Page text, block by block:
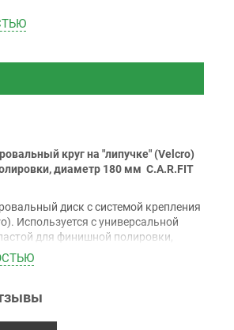
(при получении)
Visa, Mastercard - LiqPay
расчет (с НДС)
круг на "липучке" (Velcro)
диаметр 180 мм C.A.R.FIT
диск с системой крепления
Используется с универсальной
для финишной полировки,